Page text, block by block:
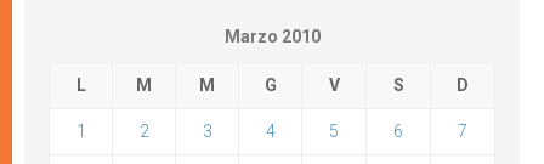
Marzo 2010
L M M G V S D
1 2 3 4 5 6 7